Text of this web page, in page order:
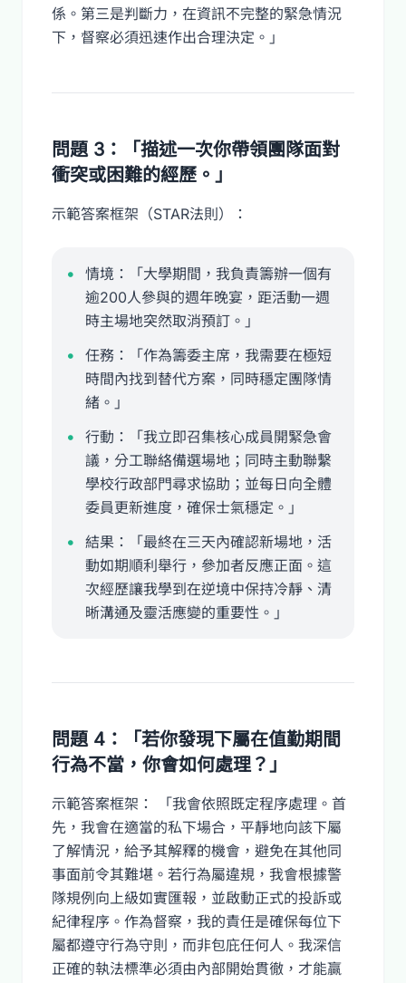
係。第三是判斷力，在資訊不完整的緊急情況
下，督察必須迅速作出合理決定。」
問題 3：「描述一次你帶領團隊面對
衝突或困難的經歷。」
示範答案框架（STAR法則）：
情境：「大學期間，我負責籌辦一個有
逾200人參與的週年晚宴，距活動一週
時主場地突然取消預訂。」
任務：「作為籌委主席，我需要在極短
時間內找到替代方案，同時穩定團隊情
緒。」
行動：「我立即召集核心成員開緊急會
議，分工聯絡備選場地；同時主動聯繫
學校行政部門尋求協助；並每日向全體
委員更新進度，確保士氣穩定。」
結果：「最終在三天內確認新場地，活
動如期順利舉行，參加者反應正面。這
次經歷讓我學到在逆境中保持冷靜、清
晰溝通及靈活應變的重要性。」
問題 4：「若你發現下屬在值勤期間
行為不當，你會如何處理？」
示範答案框架： 「我會依照既定程序處理。首
先，我會在適當的私下場合，平靜地向該下屬
了解情況，給予其解釋的機會，避免在其他同
事面前令其難堪。若行為屬違規，我會根據警
隊規例向上級如實匯報，並啟動正式的投訴或
紀律程序。作為督察，我的責任是確保每位下
屬都遵守行為守則，而非包庇任何人。我深信
正確的執法標準必須由內部開始貫徹，才能贏